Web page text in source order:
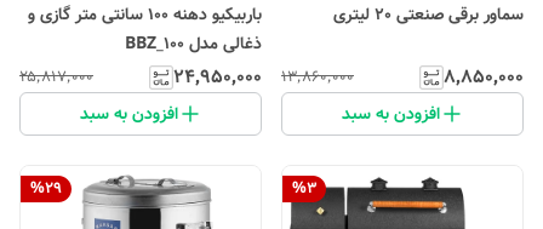
سماور برقی صنعتی 20 لیتری
۸٬۸۵۰٬۰۰۰ ۱۳٬۸۶۰٬۰۰۰
افزودن به سبد
باربیکیو دهنه 100 سانتی متر گازی و
ذغالی مدل BBZ_100
۲۴٬۹۵۰٬۰۰۰ ۲۵٬۸۱۷٬۰۰۰
افزودن به سبد
%3
%29